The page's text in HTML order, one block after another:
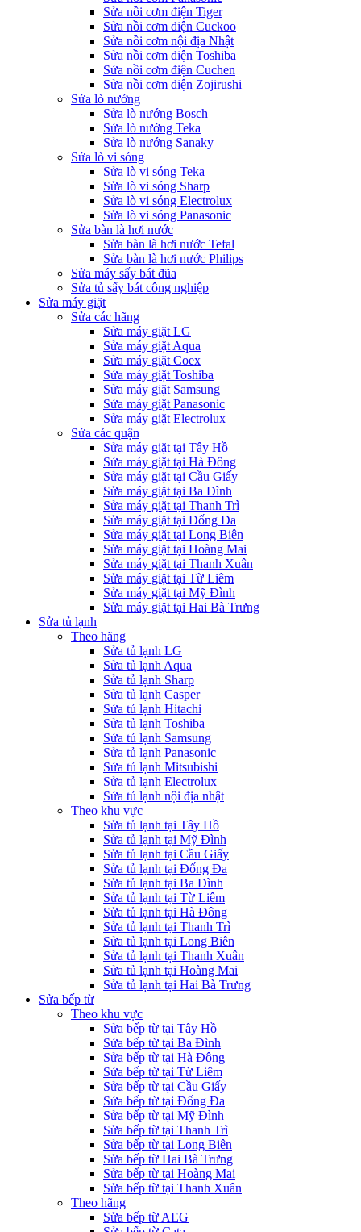
Sửa nồi cơm điện Tiger
Sửa nồi cơm điện Cuckoo
Sửa nồi cơm nội địa Nhật
Sửa nồi cơm điện Toshiba
Sửa nồi cơm điện Cuchen
Sửa nồi cơm điện Zojirushi
Sửa lò nướng
Sửa lò nướng Bosch
Sửa lò nướng Teka
Sửa lò nướng Sanaky
Sửa lò vi sóng
Sửa lò vi sóng Teka
Sửa lò vi sóng Sharp
Sửa lò vi sóng Electrolux
Sửa lò vi sóng Panasonic
Sửa bàn là hơi nước
Sửa bàn là hơi nước Tefal
Sửa bàn là hơi nước Philips
Sửa máy sấy bát đũa
Sửa tủ sấy bát công nghiệp
Sửa máy giặt
Sửa các hãng
Sửa máy giặt LG
Sửa máy giặt Aqua
Sửa máy giặt Coex
Sửa máy giặt Toshiba
Sửa máy giặt Samsung
Sửa máy giặt Panasonic
Sửa máy giặt Electrolux
Sửa các quận
Sửa máy giặt tại Tây Hồ
Sửa máy giặt tại Hà Đông
Sửa máy giặt tại Cầu Giấy
Sửa máy giặt tại Ba Đình
Sửa máy giặt tại Thanh Trì
Sửa máy giặt tại Đống Đa
Sửa máy giặt tại Long Biên
Sửa máy giặt tại Hoàng Mai
Sửa máy giặt tại Thanh Xuân
Sửa máy giặt tại Từ Liêm
Sửa máy giặt tại Mỹ Đình
Sửa máy giặt tại Hai Bà Trưng
Sửa tủ lạnh
Theo hãng
Sửa tủ lạnh LG
Sửa tủ lạnh Aqua
Sửa tủ lạnh Sharp
Sửa tủ lạnh Casper
Sửa tủ lạnh Hitachi
Sửa tủ lạnh Toshiba
Sửa tủ lạnh Samsung
Sửa tủ lạnh Panasonic
Sửa tủ lạnh Mitsubishi
Sửa tủ lạnh Electrolux
Sửa tủ lạnh nội địa nhật
Theo khu vực
Sửa tủ lạnh tại Tây Hồ
Sửa tủ lạnh tại Mỹ Đình
Sửa tủ lạnh tại Cầu Giấy
Sửa tủ lạnh tại Đống Đa
Sửa tủ lạnh tại Ba Đình
Sửa tủ lạnh tại Từ Liêm
Sửa tủ lạnh tại Hà Đông
Sửa tủ lạnh tại Thanh Trì
Sửa tủ lạnh tại Long Biên
Sửa tủ lạnh tại Thanh Xuân
Sửa tủ lạnh tại Hoàng Mai
Sửa tủ lạnh tại Hai Bà Trưng
Sửa bếp từ
Theo khu vực
Sửa bếp từ tại Tây Hồ
Sửa bếp từ tại Ba Đình
Sửa bếp từ tại Hà Đông
Sửa bếp từ tại Từ Liêm
Sửa bếp từ tại Cầu Giấy
Sửa bếp từ tại Đống Đa
Sửa bếp từ tại Mỹ Đình
Sửa bếp từ tại Thanh Trì
Sửa bếp từ tại Long Biên
Sửa bếp từ Hai Bà Trưng
Sửa bếp từ tại Hoàng Mai
Sửa bếp từ tại Thanh Xuân
Theo hãng
Sửa bếp từ AEG